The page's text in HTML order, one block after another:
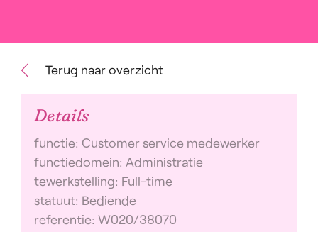
Terug naar overzicht
Details
functie: Customer service medewerker
functiedomein: Administratie
tewerkstelling: Full-time
statuut: Bediende
referentie: W020/38070